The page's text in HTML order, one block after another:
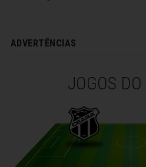
ADVERTÊNCIAS
JOGOS DO